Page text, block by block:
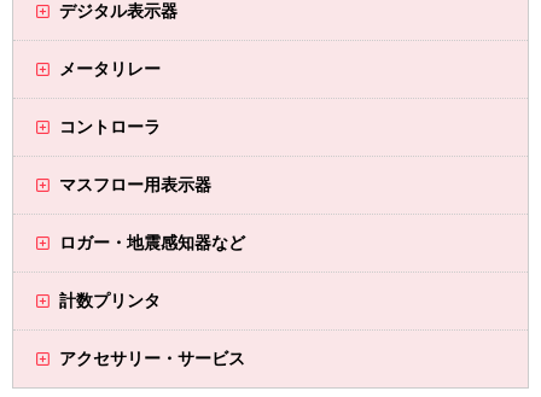
デジタル表示器
メータリレー
コントローラ
マスフロー用表示器
ロガー・地震感知器など
計数プリンタ
アクセサリー・サービス